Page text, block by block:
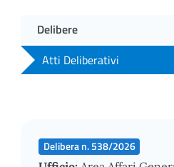
Delibere
Atti Deliberativi
Delibera n. 538/2026